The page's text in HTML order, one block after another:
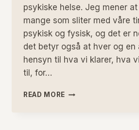
psykiske helse. Jeg mener
mange som sliter med våre
psykisk og fysisk, og det er
det betyr også at hver og en
hensyn til hva vi klarer, hva
til, for…
READ MORE FORTSATT